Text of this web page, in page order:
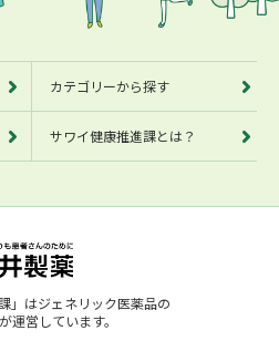
カテゴリーから探す
サワイ健康推進課とは？
」はジェネリック医薬品の
運営しています。